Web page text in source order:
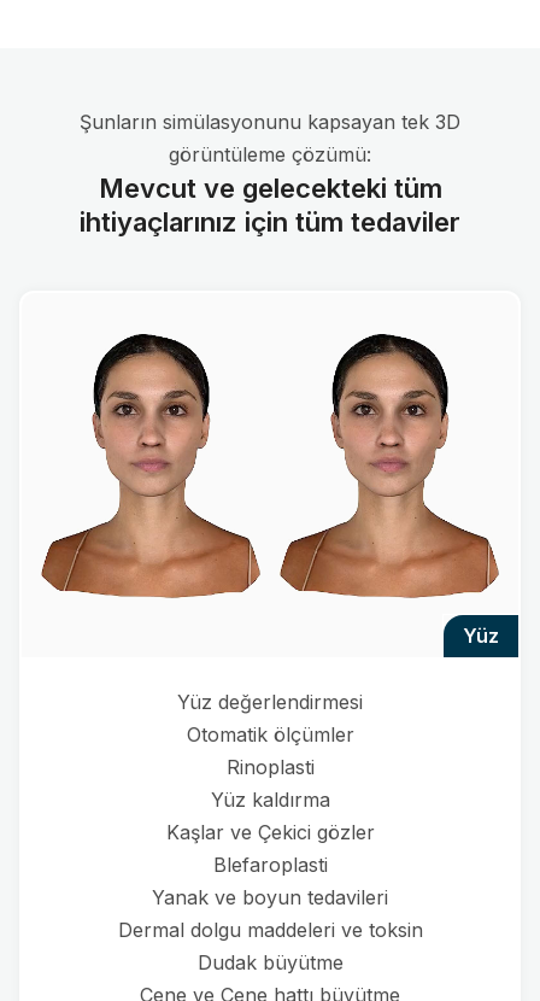
Şunların simülasyonunu kapsayan tek 3D
görüntüleme çözümü:
Mevcut ve gelecekteki tüm
ihtiyaçlarınız için tüm tedaviler
yüz
Yüz değerlendirmesi
Otomatik ölçümler
Rinoplasti
Yüz kaldırma
Kaşlar ve Çekici gözler
Blefaroplasti
Yanak ve boyun tedavileri
Dermal dolgu maddeleri ve toksin
Dudak büyütme
Çene ve Çene hattı büyütme